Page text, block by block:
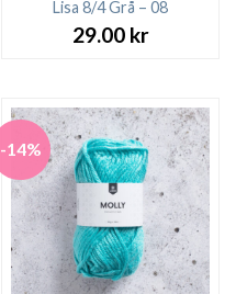
Lisa 8/4 Grå – 08
29.00 kr
-14%